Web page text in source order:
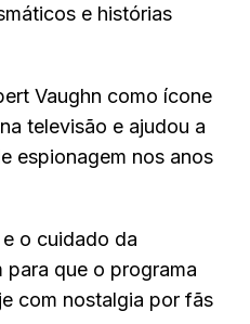
e histórias
Vaughn como ícone
televisão e ajudou a
espionagem nos anos
o cuidado da
para que o programa
com nostalgia por fãs